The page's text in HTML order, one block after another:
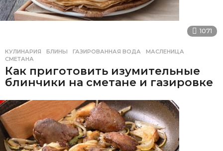
1071
КУЛИНАРИЯ БЛИНЫ ,ГАЗИРОВАННАЯ ВОДА ,МАСЛЕНИЦА
СМЕТАНА
Как приготовить изумительные
блинчики на сметане и газировке